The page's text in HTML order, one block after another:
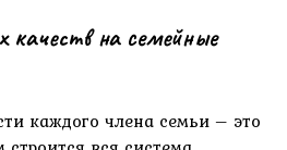
качеств на семейные
каждого члена семьи – это